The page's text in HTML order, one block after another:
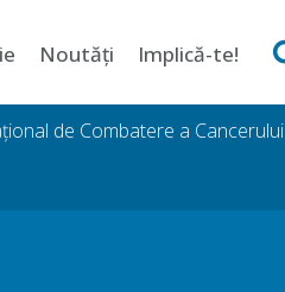
Noutăți Implică-te!
de Combatere a Cancerului